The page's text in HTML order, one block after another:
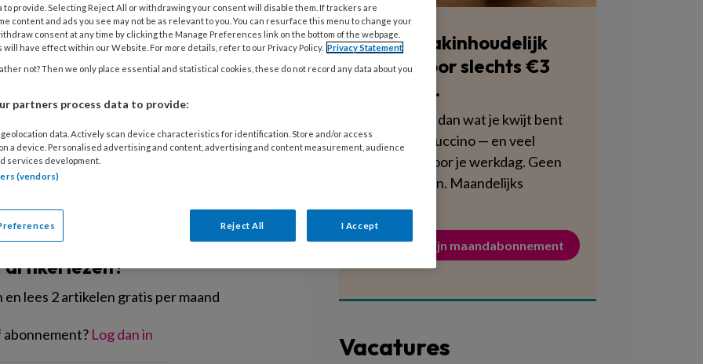
kindercentra samen met
peuterspeelzaal ’t Musje feest.
mevrouw Ingrid
datum op feestelijke wijze de
lezen?
lees 2 artikelen gratis per maand
Log dan in
Blijf vakinhoudelijk
scherp voor slechts €3
per week.
Dat is minder dan wat je kwijt bent
aan een cappuccino — en veel
voedzamer voor je werkdag. Geen
verplichtingen. Maandelijks
Activeer mijn maandabonnement
Vacatures
to provide. Selecting Reject All or withdrawing your consent will disable them. If trackers are
content and ads you see may not be as relevant to you. You can resurface this menu to change your
consent at any time by clicking the Manage Preferences link on the bottom of the webpage.
will have effect within our Website. For more details, refer to our Privacy Policy. Privacy Statement
not? Then we only place essential and statistical cookies, these do not record any data about you
partners process data to provide:
data. Actively scan device characteristics for identification. Store and/or access
a device. Personalised advertising and content, advertising and content measurement, audience
services development.
(vendors)
Reject All I Accept